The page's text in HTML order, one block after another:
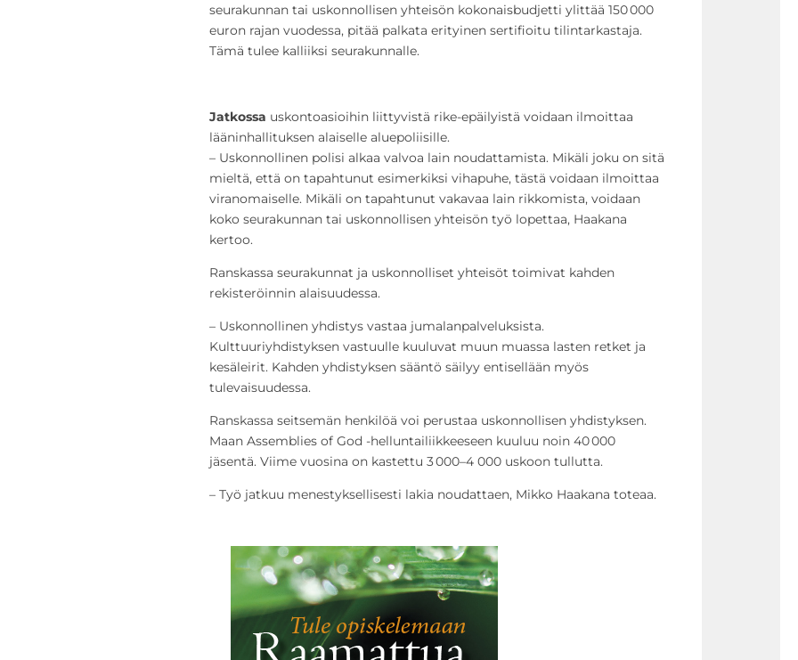
seurakunnan tai uskonnollisen yhteisön kokonaisbudjetti ylittää 150 000
euron rajan vuodessa, pitää palkata erityinen sertifioitu tilintarkastaja.
Tämä tulee kalliiksi seurakunnalle.
Jatkossa uskontoasioihin liittyvistä rike-epäilyistä voidaan ilmoittaa
lääninhallituksen alaiselle aluepoliisille.
– Uskonnollinen polisi alkaa valvoa lain noudattamista. Mikäli joku on sitä
mieltä, että on tapahtunut esimerkiksi vihapuhe, tästä voidaan ilmoittaa
viranomaiselle. Mikäli on tapahtunut vakavaa lain rikkomista, voidaan
koko seurakunnan tai uskonnollisen yhteisön työ lopettaa, Haakana
kertoo.
Ranskassa seurakunnat ja uskonnolliset yhteisöt toimivat kahden
rekisteröinnin alaisuudessa.
– Uskonnollinen yhdistys vastaa jumalanpalveluksista.
Kulttuuriyhdistyksen vastuulle kuuluvat muun muassa lasten retket ja
kesäleirit. Kahden yhdistyksen sääntö säilyy entisellään myös
tulevaisuudessa.
Ranskassa seitsemän henkilöä voi perustaa uskonnollisen yhdistyksen.
Maan Assemblies of God -helluntailiikkeeseen kuuluu noin 40 000
jäsentä. Viime vuosina on kastettu 3 000–4 000 uskoon tullutta.
– Työ jatkuu menestyksellisesti lakia noudattaen, Mikko Haakana toteaa.